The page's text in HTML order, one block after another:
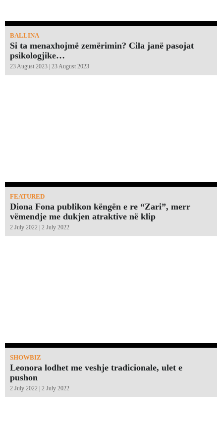
BALLINA
Si ta menaxhojmë zemërimin? Cila janë pasojat
psikologjike…
23 August 2023 | 23 August 2023
FEATURED
Diona Fona publikon këngën e re “Zari”, merr
vëmendje me dukjen atraktive në klip
2 July 2022 | 2 July 2022
SHOWBIZ
Leonora lodhet me veshje tradicionale, ulet e
pushon
2 July 2022 | 2 July 2022